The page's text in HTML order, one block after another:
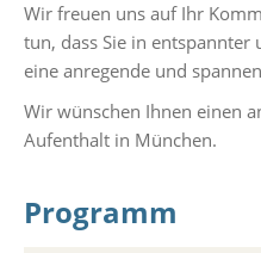
Wir freuen uns auf Ihr
tun, dass Sie in
eine anregende und
Wir wünschen Ihnen einen
Aufenthalt in München.
Programm